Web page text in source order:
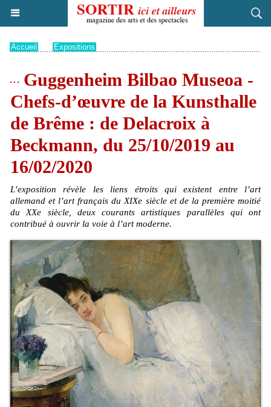
Accueil Expositions
Guggenheim Bilbao Museoa -
Chefs-d’œuvre de la Kunsthalle
de Brême : de Delacroix à
Beckmann, du 25/10/2019 au
16/02/2020
L’exposition révèle les liens étroits qui existent entre l’art
allemand et l’art français du XIXe siècle et de la première moitié
du XXe siècle, deux courants artistiques parallèles qui ont
contribué à ouvrir la voie à l’art moderne.